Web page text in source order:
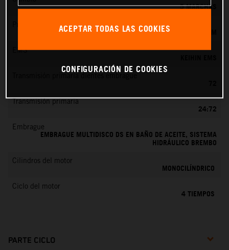
5 MARCHAS
Preparación de la mezcla
KEIHIN EFI, TOBERA DE 44 MM
EMS
Transmisión primaria
24:72
Embrague
EMBRAGUE MULTIDISCO DS EN BAÑO DE ACEITE, SISTEMA
HIDRÁULICO BREMBO
Cilindros del motor
MONOCILÍNDRICO
Ciclo del motor
4 TIEMPOS
PARTE CICLO
ACEPTAR TODAS LAS COOKIES
CONFIGURACIÓN DE COOKIES